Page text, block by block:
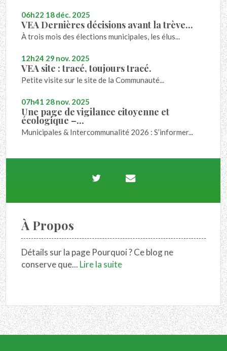
06h22 18déc. 2025
VEA Dernières décisions avant la trève...
À trois mois des élections municipales, les élus...
12h24 29 nov. 2025
VEA site : tracé, toujours tracé.
Petite visite sur le site de la Communauté...
07h41 28nov. 2025
Une page de vigilance citoyenne et
écologique –...
Municipales & Intercommunalité 2026 : S’informer...
À Propos
Détails sur la page Pourquoi ? Ce blog ne
conserve que... Lire la suite